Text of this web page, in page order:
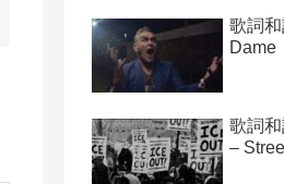
歌詞
Dame
歌詞
–